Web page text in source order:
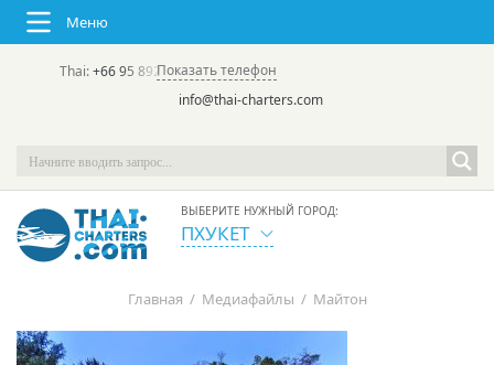
Меню
Thai:+66 95 892 7646(rus/eng) | в России:
Показать телефон
info@thai-charters.com
ВЫБЕРИТЕ НУЖНЫЙ ГОРОД:
ПХУКЕТ
Главная / Медиафайлы / Майтон